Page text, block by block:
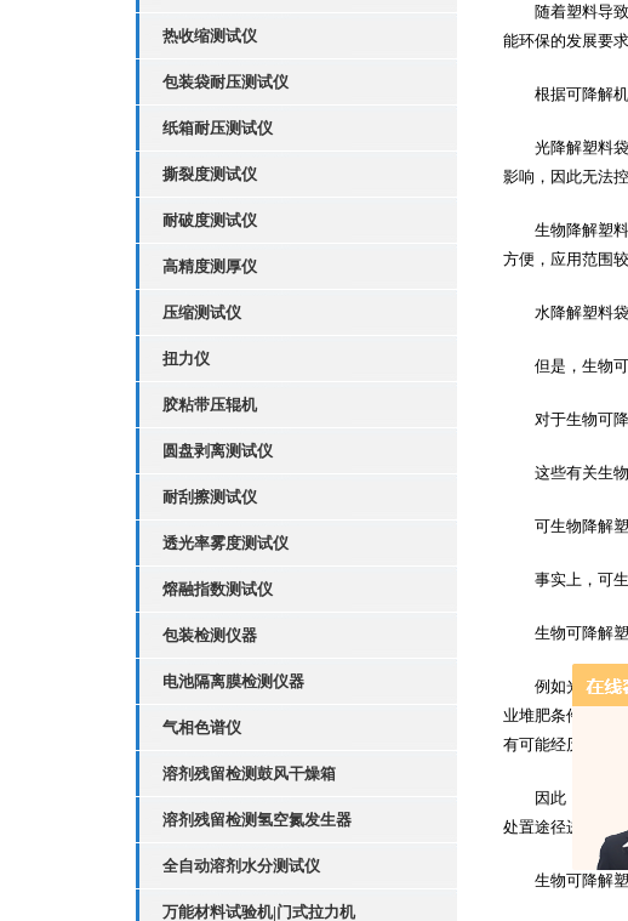
热收缩测试仪
包装袋耐压测试仪
纸箱耐压测试仪
撕裂度测试仪
耐破度测试仪
高精度测厚仪
压缩测试仪
扭力仪
胶粘带压辊机
圆盘剥离测试仪
耐刮擦测试仪
透光率雾度测试仪
熔融指数测试仪
包装检测仪器
电池隔离膜检测仪器
气相色谱仪
溶剂残留检测鼓风干燥箱
溶剂残留检测氢空氮发生器
全自动溶剂水分测试仪
万能材料试验机|门式拉力机
随着塑料导致
能环保的发展要
根据可降解机
光降解塑料袋
影响，因此无法控
生物降解塑料
方便，应用范围较
水降解塑料袋
但是，生物可
对于生物可降
这些有关生物
可生物降解塑
事实上，可生
生物可降解塑
例如光降解塑
业堆肥条件下才
有可能经历数月
因此，使用可
处置途径进行回
生物可降解塑